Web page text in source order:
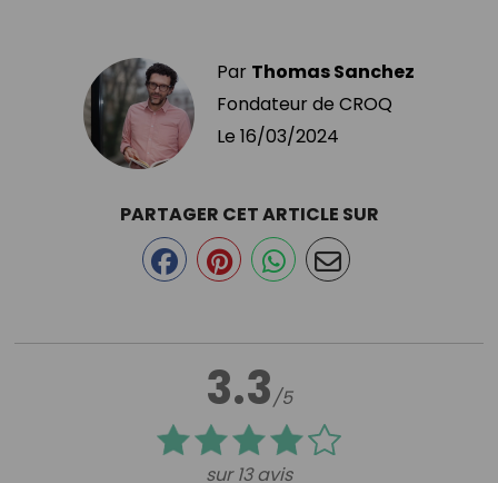
Par Thomas Sanchez
Fondateur de CROQ
Le 16/03/2024
3.3/5
sur 13 avis
PARTAGER CET ARTICLE SUR